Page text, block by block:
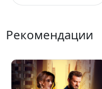
Рекомендации